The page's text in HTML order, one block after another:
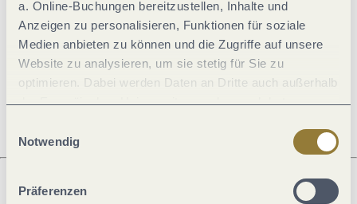
a. Online-Buchungen bereitzustellen, Inhalte und
Anzeigen zu personalisieren, Funktionen für soziale
Medien anbieten zu können und die Zugriffe auf unsere
Website zu analysieren, um sie stetig für Sie zu
optimieren. Dabei werden Daten an Dritte auch außerhalb
der Europäischen Union weitergegeben und dort
jederzeit widerrufen werden. Mit der Auswahl "Alle
ablehnen" kann es zu Beeinträchtigungen in der Nutzung
Notwendig
Präferenzen
Öffnungszeiten
Ruhetage